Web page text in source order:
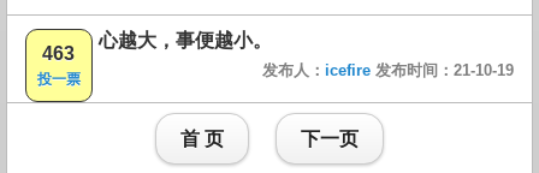
463
投一票
心越大，事便越小。
发布人： icefire 发布时间：21-10-19
首 页 下一页